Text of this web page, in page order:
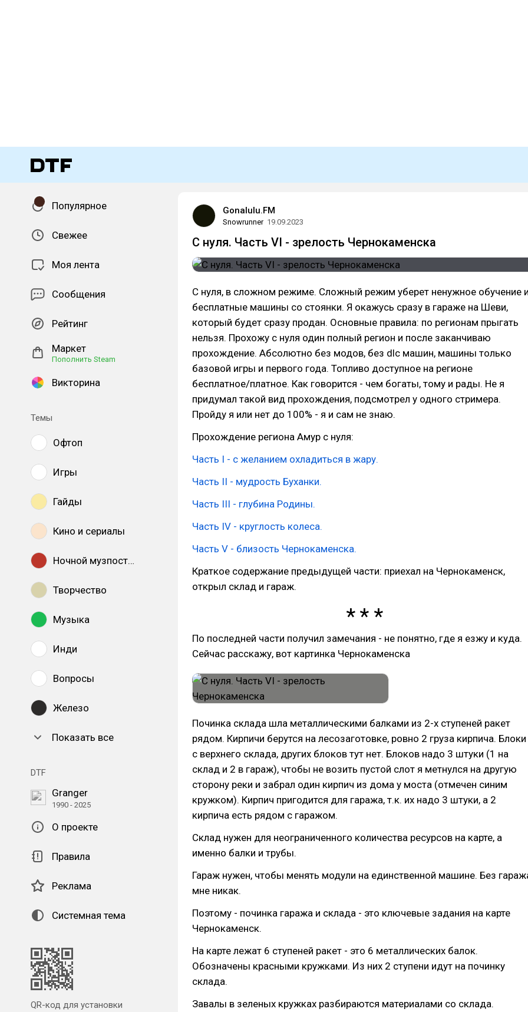
Популярное
Свежее
Моя лента
Сообщения
Рейтинг
Маркет
Пополнить Steam
Викторина
Темы
Офтоп
Игры
Гайды
Кино и сериалы
Ночной музпостинг
Творчество
Музыка
Инди
Вопросы
Железо
Показать все
DTF
Granger
1990 - 2025
О проекте
Правила
Реклама
Системная тема
QR-код для установки
Gonalulu.FM
Snowrunner 19.09.2023
С нуля. Часть VI - зрелость Чернокаменска
С нуля, в сложном режиме. Сложный режим уберет ненужное обучение
бесплатные машины со стоянки. Я окажусь сразу в гараже на Шеви,
который будет сразу продан. Основные правила: по регионам прыгать
нельзя. Прохожу с нуля один полный регион и после заканчиваю
прохождение. Абсолютно без модов, без dlc машин, машины только
базовой игры и первого года. Топливо доступное на регионе
бесплатное/платное. Как говорится - чем богаты, тому и рады. Не я
придумал такой вид прохождения, подсмотрел у одного стримера.
Пройду я или нет до 100% - я и сам не знаю.
Прохождение региона Амур с нуля:
Часть I - с желанием охладиться в жару.
Часть II - мудрость Буханки.
Часть III - глубина Родины.
Часть IV - круглость колеса.
Часть V - близость Чернокаменска.
Краткое содержание предыдущей части: приехал на Чернокаменск,
открыл склад и гараж.
По последней части получил замечания - не понятно, где я езжу и куда.
Сейчас расскажу, вот картинка Чернокаменска
Починка склада шла металлическими балками из 2-х ступеней ракет
рядом. Кирпичи берутся на лесозаготовке, ровно 2 груза кирпича. Блоки
с верхнего склада, других блоков тут нет. Блоков надо 3 штуки (1 на
склад и 2 в гараж), чтобы не возить пустой слот я метнулся на другую
сторону реки и забрал один кирпич из дома у моста (отмечен синим
кружком). Кирпич пригодится для гаража, т.к. их надо 3 штуки, а 2
кирпича есть рядом с гаражом.
Склад нужен для неограниченного количества ресурсов на карте, а
именно балки и трубы.
Гараж нужен, чтобы менять модули на единственной машине. Без
мне никак.
Поэтому - починка гаража и склада - это ключевые задания на карте
Чернокаменск.
На карте лежат 6 ступеней ракет - это 6 металлических балок.
Обозначены красными кружками. Из них 2 ступени идут на починку
склада.
Завалы в зеленых кружках разбираются материалами со склада.